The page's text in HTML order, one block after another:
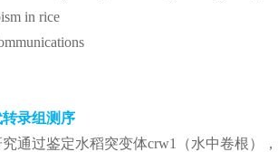
in rice
录组测序
通过鉴定水稻突变体crw1（水中卷根），